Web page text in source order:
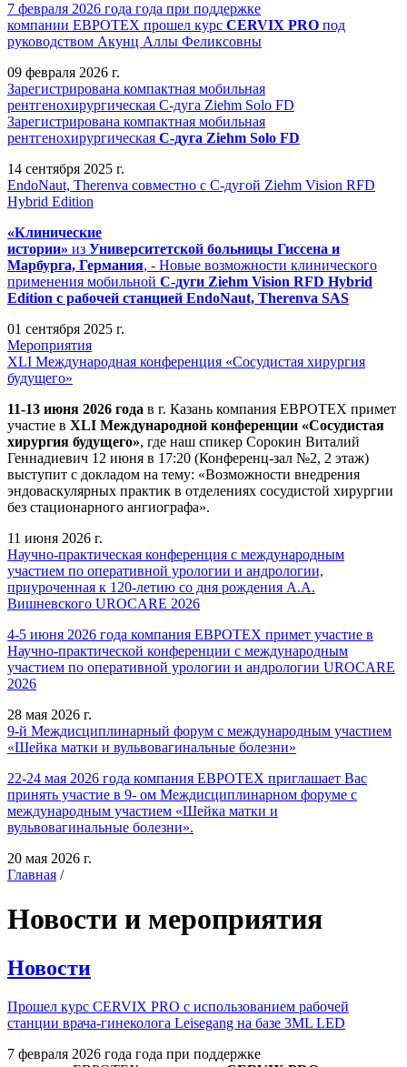
7 февраля 2026 года года при поддержке
компании ЕВРОТЕХ прошел курс CERVIX PRO под
руководством Акунц Аллы Феликсовны
09 февраля 2026 г.
Зарегистрирована компактная мобильная
рентгенохирургическая С-дуга Ziehm Solo FD
Зарегистрирована компактная мобильная
рентгенохирургическая С-дуга Ziehm Solo FD
14 сентября 2025 г.
EndoNaut, Therenva совместно с С-дугой Ziehm Vision RFD
Hybrid Edition
«Клинические
истории» из Университетской больницы Гиссена и
Марбурга, Германия, - Новые возможности клинического
применения мобильной С-дуги Ziehm Vision RFD Hybrid
Edition с рабочей станцией EndoNaut, Therenva SAS
01 сентября 2025 г.
Мероприятия
XLI Международная конференция «Сосудистая хирургия
будущего»
11-13 июня 2026 года в г. Казань компания ЕВРОТЕХ примет
участие в XLI Международной конференции «Сосудистая
хирургия будущего», где наш спикер Сорокин Виталий
Геннадиевич 12 июня в 17:20 (Конференц-зал №2, 2 этаж)
выступит с докладом на тему: «Возможности внедрения
эндоваскулярных практик в отделениях сосудистой хирургии
без стационарного ангиографа».
11 июня 2026 г.
Научно-практическая конференция с международным
участием по оперативной урологии и андрологии,
приуроченная к 120-летию со дня рождения А.А.
Вишневского UROCARE 2026
4-5 июня 2026 года компания ЕВРОТЕХ примет участие в
Научно-практической конференции с международным
участием по оперативной урологии и андрологии UROCARE
2026
28 мая 2026 г.
9-й Междисциплинарный форум с международным участием
«Шейка матки и вульвовагинальные болезни»
22-24 мая 2026 года компания ЕВРОТЕХ приглашает Вас
принять участие в 9- ом Междисциплинарном форуме с
международным участием «Шейка матки и
вульвовагинальные болезни».
20 мая 2026 г.
Главная /
Новости и мероприятия
Новости
Прошел курс CERVIX PRO с использованием рабочей
станции врача-гинеколога Leisegang на базе 3ML LED
7 февраля 2026 года года при поддержке